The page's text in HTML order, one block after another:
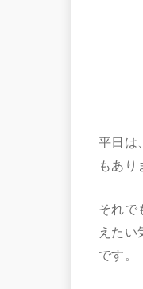
平日は
もあり
それで
えたい
です。